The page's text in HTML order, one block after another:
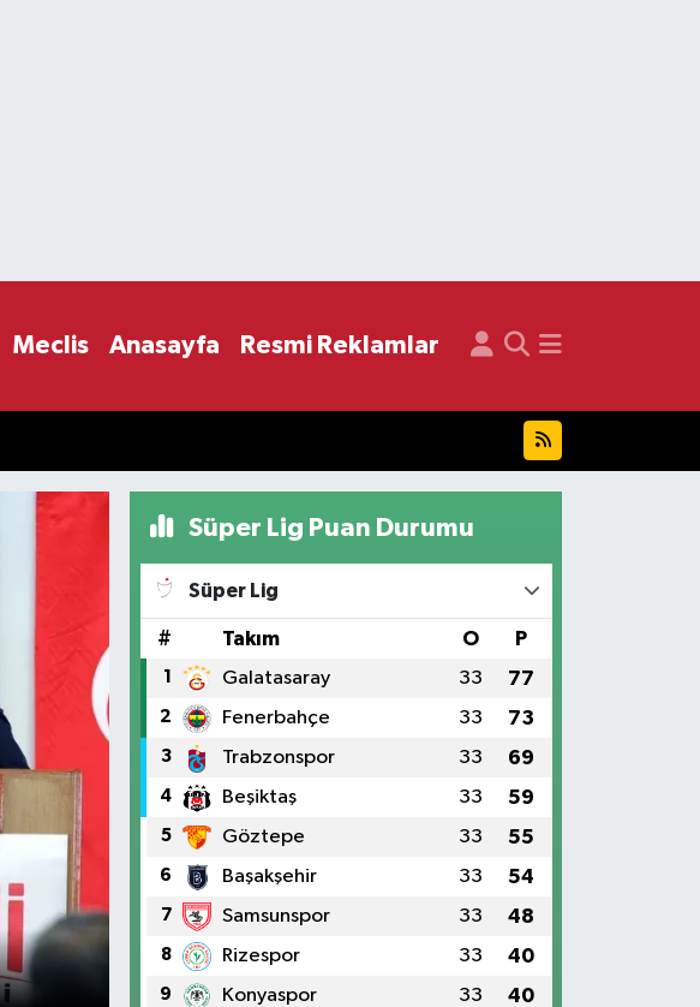
Meclis Anasayfa Resmi Reklamlar
CHP'de tarihi gün: İşte Meclis'teki
Süper Lig Puan Durumu
Süper Lig
# Takım O P
1 Galatasaray 33 77
2 Fenerbahçe 33 73
3 Trabzonspor 33 69
4 Beşiktaş 33 59
5 Göztepe 33 55
6 Başakşehir 33 54
7 Samsunspor 33 48
8 Rizespor 33 40
9 Konyaspor 33 40